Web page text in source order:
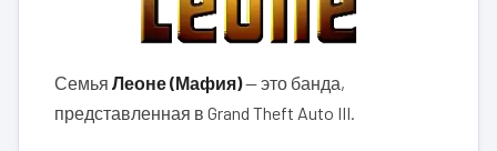
Семья Леоне (Мафия)— это банда,
представленная в Grand Theft Auto III.